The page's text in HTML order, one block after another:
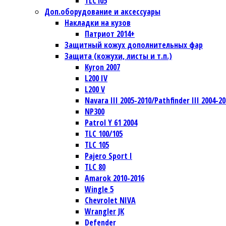
Доп.оборудование и аксессуары
Накладки на кузов
Патриот 2014+
Защитный кожух дополнительных фар
Защита (кожухи, листы и т.п.)
Kyron 2007
L200 IV
L200 V
Navara III 2005-2010/Pathfinder III 2004-
NP300
Patrol Y 61 2004
TLC 100/105
TLC 105
Pajero Sport I
TLC 80
Amarok 2010-2016
Wingle 5
Chevrolet NIVA
Wrangler JК
Defender